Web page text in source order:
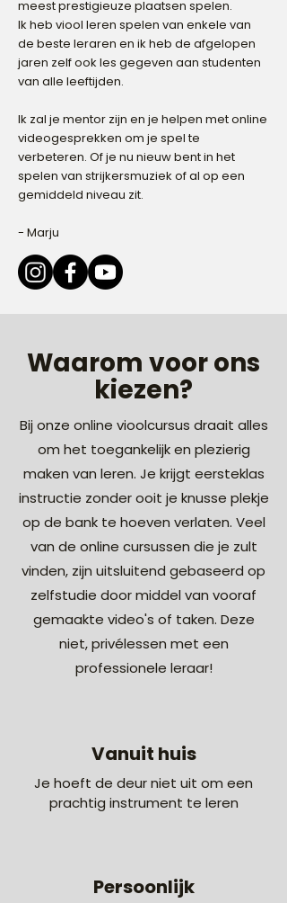
meest prestigieuze plaatsen spelen.
Ik heb viool leren spelen van enkele van
de beste leraren en ik heb de afgelopen
jaren zelf ook les gegeven aan studenten
van alle leeftijden.
Ik zal je mentor zijn en je helpen met online
videogesprekken om je spel te
verbeteren. Of je nu nieuw bent in het
spelen van strijkersmuziek of al op een
gemiddeld niveau zit.
- Marju
Waarom voor ons
kiezen?
Bij onze online vioolcursus draait alles
om het toegankelijk en plezierig
maken van leren. Je krijgt eersteklas
instructie zonder ooit je knusse plekje
op de bank te hoeven verlaten. Veel
van de online cursussen die je zult
vinden, zijn uitsluitend gebaseerd op
zelfstudie door middel van vooraf
gemaakte video's of taken. Deze
niet, privélessen met een
professionele leraar!
Vanuit huis
Je hoeft de deur niet uit om een
prachtig instrument te leren
Persoonlijk